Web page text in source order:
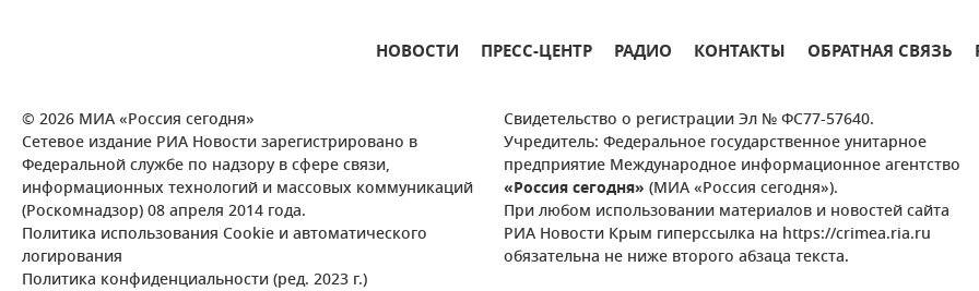
НОВОСТИ ПРЕСС-ЦЕНТР РАДИО КОНТАКТЫ ОБРАТНАЯ СВЯЗЬ
© 2026 МИА «Россия сегодня»
Сетевое издание РИА Новости зарегистрировано в
Федеральной службе по надзору в сфере связи,
информационных технологий и массовых коммуникаций
(Роскомнадзор) 08 апреля 2014 года.
Политика использования Cookie и автоматического
логирования
Политика конфиденциальности (ред. 2023 г.)
Свидетельство о регистрации Эл № ФС77-57640.
Учредитель: Федеральное государственное унитарное
предприятие Международное информационное агентство
«Россия сегодня» (МИА «Россия сегодня»).
При любом использовании материалов и новостей сайта
РИА Новости Крым гиперссылка на https://crimea.ria.ru
обязательна не ниже второго абзаца текста.